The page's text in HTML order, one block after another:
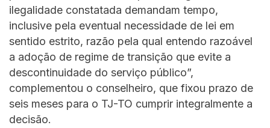
ilegalidade constatada demandam tempo,
inclusive pela eventual necessidade de lei em
sentido estrito, razão pela qual entendo razoável
a adoção de regime de transição que evite a
descontinuidade do serviço público”,
complementou o conselheiro, que fixou prazo de
seis meses para o TJ-TO cumprir integralmente a
decisão.